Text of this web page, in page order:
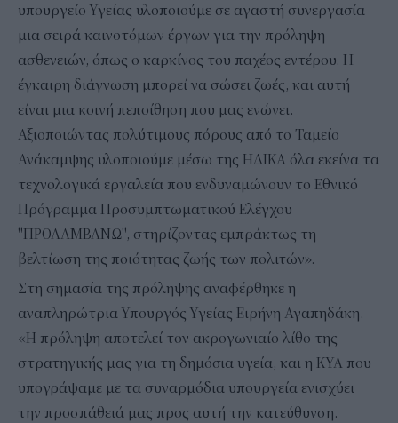
υπουργείο Υγείας υλοποιούμε σε αγαστή συνεργασία
μια σειρά καινοτόμων έργων για την πρόληψη
ασθενειών, όπως ο καρκίνος του παχέος εντέρου. Η
έγκαιρη διάγνωση μπορεί να σώσει ζωές, και αυτή
είναι μια κοινή πεποίθηση που μας ενώνει.
Αξιοποιώντας πολύτιμους πόρους από το Ταμείο
Ανάκαμψης υλοποιούμε μέσω της ΗΔΙΚΑ όλα εκείνα τα
τεχνολογικά εργαλεία που ενδυναμώνουν το Εθνικό
Πρόγραμμα Προσυμπτωματικού Ελέγχου
"ΠΡΟΛΑΜΒΑΝΩ", στηρίζοντας εμπράκτως τη
βελτίωση της ποιότητας ζωής των πολιτών».
Στη σημασία της πρόληψης αναφέρθηκε η
αναπληρώτρια Υπουργός Υγείας Ειρήνη Αγαπηδάκη.
«Η πρόληψη αποτελεί τον ακρογωνιαίο λίθο της
στρατηγικής μας για τη δημόσια υγεία, και η ΚΥΑ που
υπογράψαμε με τα συναρμόδια υπουργεία ενισχύει
την προσπάθειά μας προς αυτή την κατεύθυνση.